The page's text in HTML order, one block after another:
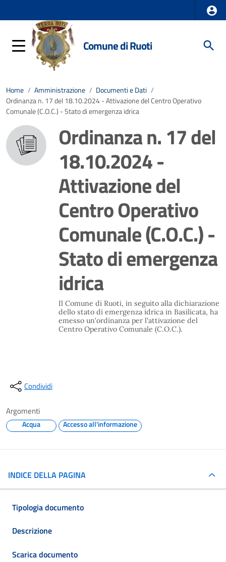
Comune di Ruoti
Home / Amministrazione / Documenti e Dati /
Ordinanza n. 17 del 18.10.2024 - Attivazione del Centro Operativo
Comunale (C.O.C.) - Stato di emergenza idrica
Ordinanza n. 17 del
18.10.2024 -
Attivazione del
Centro Operativo
Comunale (C.O.C.) -
Stato di emergenza
idrica
Il Comune di Ruoti, in seguito alla dichiarazione
dello stato di emergenza idrica in Basilicata, ha
emesso un'ordinanza per l'attivazione del
Centro Operativo Comunale (C.O.C.).
Condividi
Argomenti
Acqua Accesso all'informazione
INDICE DELLA PAGINA
Tipologia documento
Descrizione
Scarica documento